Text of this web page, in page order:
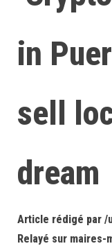
in
sell
dream
Article rédigé par /
Relayé sur maires-